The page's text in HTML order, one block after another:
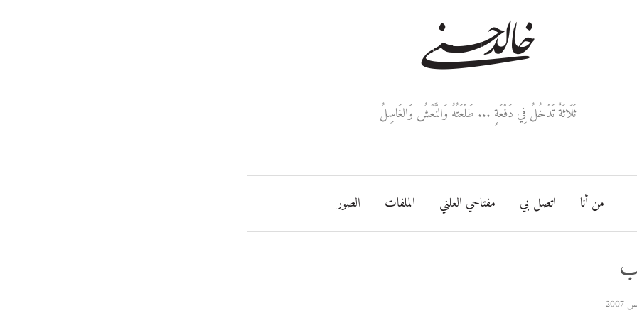
خالد حسني
ثَلَاثَةٌ تَدْخُلُ فِي دَفْعَةٍ ... طَلْعَتُهُ وَالنَّعْشُ وَالغَاسِلُ
من أنا اتصل بي مفتاحي العلني الملفات الصور